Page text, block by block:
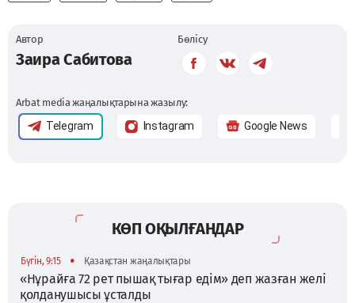
Автор
Заира Сабитова
Бөлісу
Arbat media жаңалықтарына жазылу:
Telegram Instagram Google News
КӨП ОҚЫЛҒАНДАР
Бүгін, 9:15 • Қазақстан жаңалықтары
«Нұрайға 72 рет пышақ тығар едім» деп жазған желі
қолданушысы ұсталды